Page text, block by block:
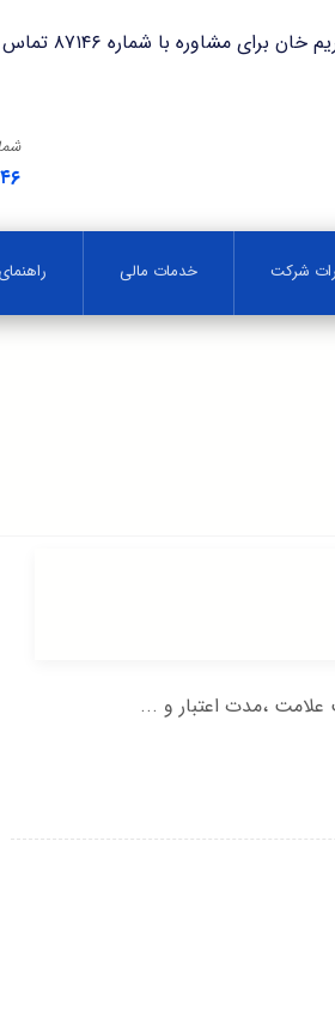
شماره ۸۷۱۴۶ تماس حاصل فرمایید.
شرکت خدمات مالی
،مدت اعتبار و ...